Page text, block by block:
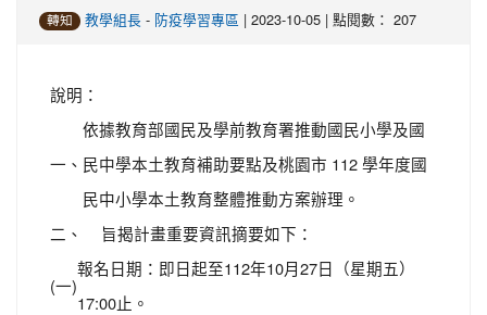
轉知 教學組長 - 防疫學習專區 | 2023-10-05 | 點閱數： 207
說明：
一、
依據教育部國民及學前教育署推動國民小學及國
民中學本土教育補助要點及桃園市 112 學年度國
民中小學本土教育整體推動方案辦理。
二、
旨揭計畫重要資訊摘要如下：
(一)
報名日期：即日起至112年10月27日（星期五）
17:00止。